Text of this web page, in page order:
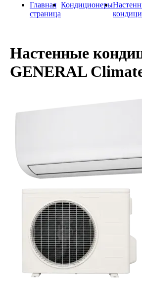
Главная
страница
Кондиционеры
Настенные
GENERAL